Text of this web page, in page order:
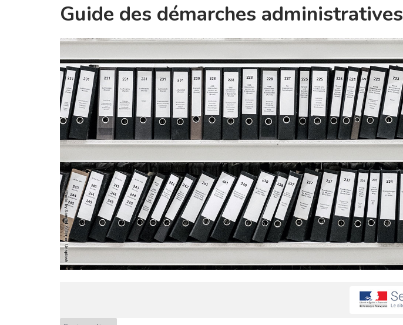
Guide des démarches administratives